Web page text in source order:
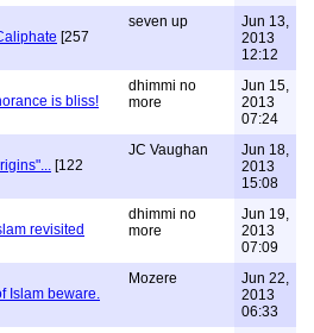
[257
seven up
Jun 13,
2013
12:12
is bliss!
dhimmi no
more
Jun 15,
2013
07:24
[122
JC Vaughan
Jun 18,
2013
15:08
revisited
dhimmi no
more
Jun 19,
2013
07:09
Islam beware.
Mozere
Jun 22,
2013
06:33